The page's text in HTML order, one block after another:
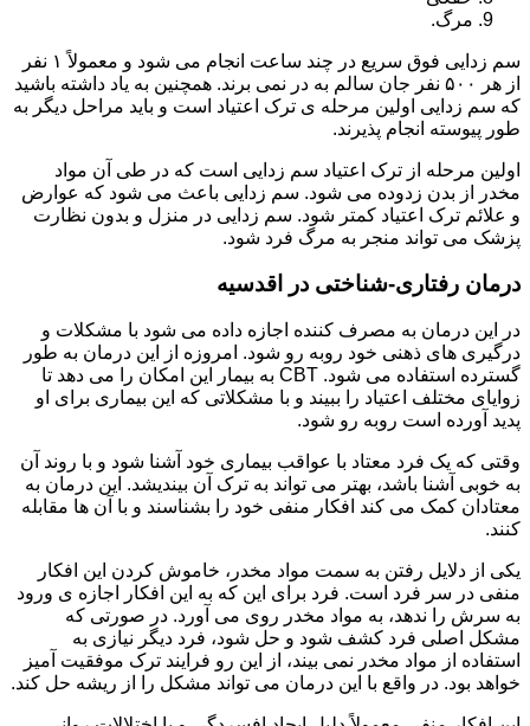
مرگ.
سم زدایی فوق سریع در چند ساعت انجام می شود و معمولاً ۱ نفر
از هر ۵۰۰ نفر جان سالم به در نمی برند. همچنین به یاد داشته باشید
که سم زدایی اولین مرحله ی ترک اعتیاد است و باید مراحل دیگر به
طور پیوسته انجام پذیرند.
اولین مرحله از ترک اعتیاد سم زدایی است که در طی آن مواد
مخدر از بدن زدوده می شود. سم زدایی باعث می شود که عوارض
و علائم ترک اعتیاد کمتر شود. سم زدایی در منزل و بدون نظارت
پزشک می تواند منجر به مرگ فرد شود.
درمان رفتاری-شناختی در اقدسیه
در این درمان به مصرف کننده اجازه داده می شود با مشکلات و
درگیری های ذهنی خود روبه رو شود. امروزه از این درمان به طور
گسترده استفاده می شود. CBT به بیمار این امکان را می دهد تا
زوایای مختلف اعتیاد را ببیند و با مشکلاتی که این بیماری برای او
پدید آورده است روبه رو شود.
وقتی که یک فرد معتاد با عواقب بیماری خود آشنا شود و با روند آن
به خوبی آشنا باشد، بهتر می تواند به ترک آن بیندیشد. این درمان به
معتادان کمک می کند افکار منفی خود را بشناسند و با آن ها مقابله
کنند.
یکی از دلایل رفتن به سمت مواد مخدر، خاموش کردن این افکار
منفی در سر فرد است. فرد برای این که به این افکار اجازه ی ورود
به سرش را ندهد، به مواد مخدر روی می آورد. در صورتی که
مشکل اصلی فرد کشف شود و حل شود، فرد دیگر نیازی به
استفاده از مواد مخدر نمی بیند، از این رو فرایند ترک موفقیت آمیز
خواهد بود. در واقع با این درمان می تواند مشکل را از ریشه حل کند.